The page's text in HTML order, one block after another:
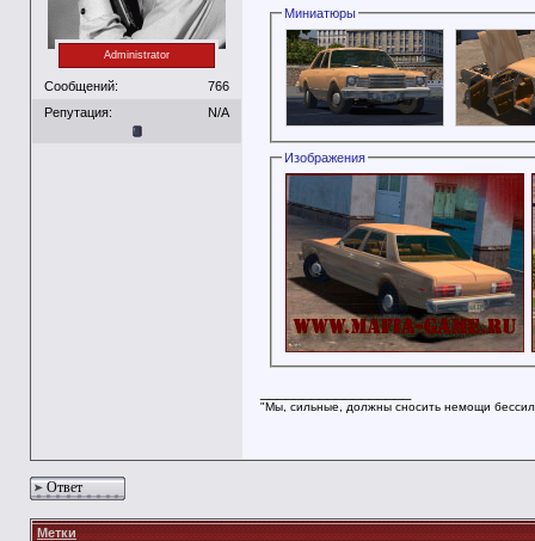
Administrator
Сообщений:
766
Репутация:
N/A
Миниатюры
Изображения
"Мы, сильные, должны сносить немощи
Ответ
Метки